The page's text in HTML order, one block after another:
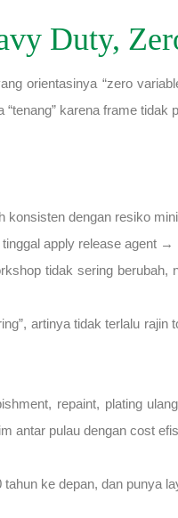
Duty,
orientasinya “zero
karena frame tidak
konsisten dengan resiko
apply release agent →
tidak sering berubah,
artinya tidak terlalu
repaint, plating
antar pulau dengan cost
ke depan, dan punya